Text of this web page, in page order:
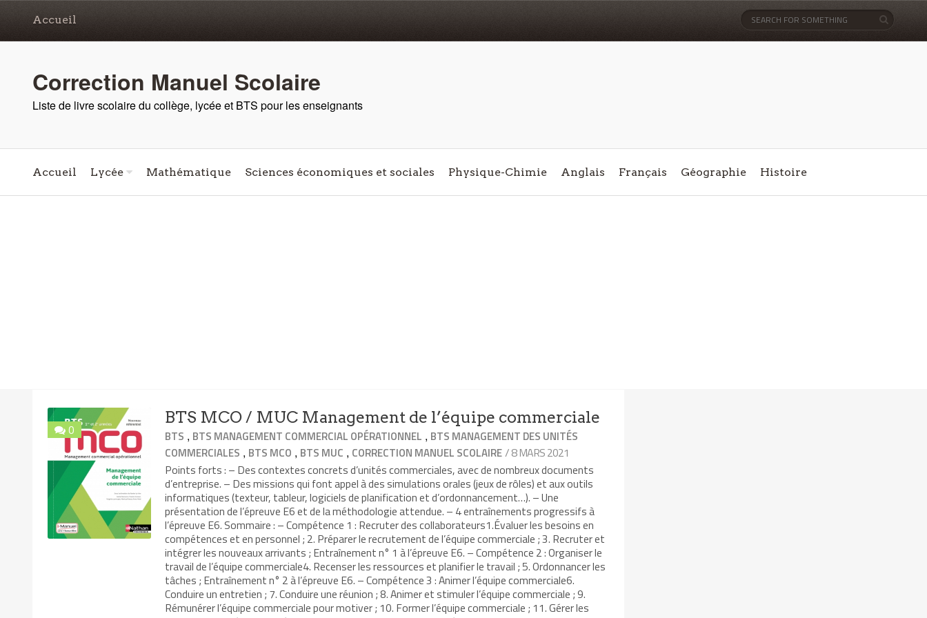
Accueil
Correction Manuel Scolaire
Liste de livre scolaire du collège, lycée et BTS pour les enseignants
Accueil Lycée Mathématique Sciences économiques et sociales Physique-Chimie Anglais Français Géographie Histoire
0
BTS MCO / MUC Management de l’équipe commerciale
BTS , BTS MANAGEMENT COMMERCIAL OPÉRATIONNEL , BTS MANAGEMENT DES UNITÉS
COMMERCIALES , BTS MCO , BTS MUC , CORRECTION MANUEL SCOLAIRE/ 8 MARS 2021
Points forts : – Des contextes concrets d’unités commerciales, avec de nombreux documents
d’entreprise. – Des missions qui font appel à des simulations orales (jeux de rôles) et aux outils
informatiques (texteur, tableur, logiciels de planification et d’ordonnancement…). – Une
présentation de l’épreuve E6 et de la méthodologie attendue. – 4 entraînements progressifs à
l’épreuve E6. Sommaire : – Compétence 1 : Recruter des collaborateurs1.Évaluer les besoins en
compétences et en personnel ; 2. Préparer le recrutement de l’équipe commerciale ; 3. Recruter et
intégrer les nouveaux arrivants ; Entraînement n° 1 à l’épreuve E6. – Compétence 2 : Organiser le
travail de l’équipe commerciale4. Recenser les ressources et planifier le travail ; 5. Ordonnancer les
tâches ; Entraînement n° 2 à l’épreuve E6. – Compétence 3 : Animer l’équipe commerciale6.
Conduire un entretien ; 7. Conduire une réunion ; 8. Animer et stimuler l’équipe commerciale ; 9.
Rémunérer l’équipe commerciale pour motiver ; 10. Former l’équipe commerciale ; 11. Gérer les